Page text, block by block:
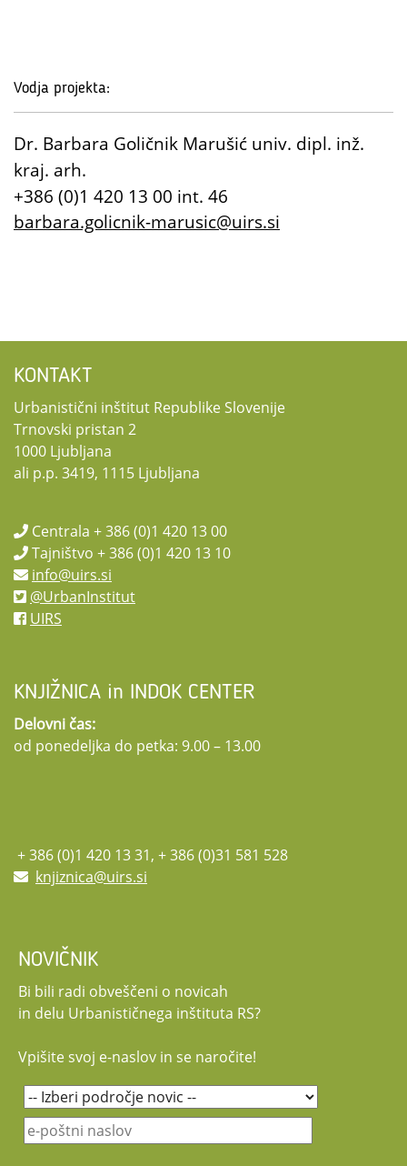
Vodja projekta:
Dr. Barbara Goličnik Marušić univ. dipl. inž.
kraj. arh.
+386 (0)1 420 13 00 int. 46
barbara.golicnik-marusic@uirs.si
KONTAKT
Urbanistični inštitut Republike Slovenije
Trnovski pristan 2
1000 Ljubljana
ali p.p. 3419, 1115 Ljubljana
Centrala + 386 (0)1 420 13 00
Tajništvo + 386 (0)1 420 13 10
info@uirs.si
@UrbanInstitut
UIRS
KNJIŽNICA in INDOK CENTER
Delovni čas:
od ponedeljka do petka: 9.00 – 13.00
+ 386 (0)1 420 13 31, + 386 (0)31 581 528
knjiznica@uirs.si
NOVIČNIK
Bi bili radi obveščeni o novicah
in delu Urbanističnega inštituta RS?
Vpišite svoj e-naslov in se naročite!